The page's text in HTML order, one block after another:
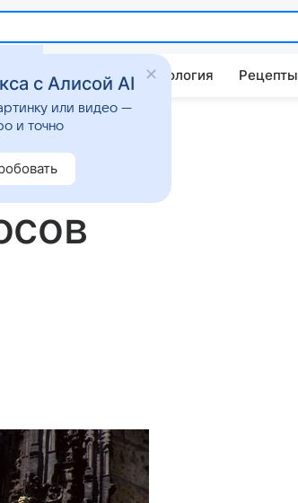
Стиль жизни Психология Рецепты
с Алисой AI
или видео —
и точно